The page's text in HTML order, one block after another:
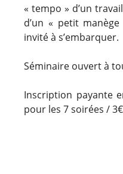
« tempo » d’un
d’un « petit
invité à s’embarquer.
Séminaire ouvert à
Inscription payante
pour les 7 soirées /